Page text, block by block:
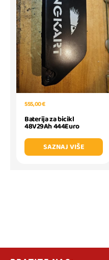
555,00 €
Baterija za bicikl
48V29Ah 444Euro
SAZNAJ VIŠE